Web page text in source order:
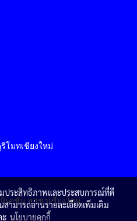
โมทเชียงใหม่
เคชั่น สาขาเชียงใหม่
มประสิทธิภาพและประสบการณ์ที่ดี
สามารถอ่านรายละเอียดเพิ่มเติม
ะ นโยบายคุกกี้